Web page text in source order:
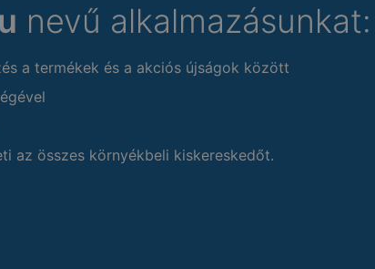
nevű alkalmazásunkat:
a termékek és a akciós újságok között
az összes környékbeli kiskereskedőt.